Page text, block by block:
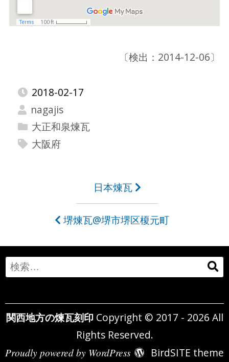
〔検出：2014-12-06〕
2018-02-17
nagajis
大正和泉煉瓦
大阪府
ビ
ゲ
ー
シ
ョ
日本煉瓦
堺煉瓦@堺市堺区榎元町
Search
for:
関西地方の煉瓦刻印 Copyright © 2017 - 2026 All
Rights Reserved.
Proudly powered by WordPress BirdSITE theme